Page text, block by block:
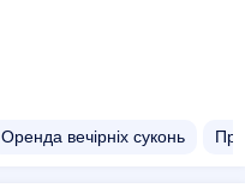
Оренда вечірніх суконь